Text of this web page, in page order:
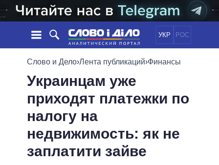
УКР РОС
НОВОСТИ
ЛЕНТА
СОБЫТИЯ
СТАТЬИ
ОБЗОРЫ
ДАЙДЖЕСТЫ
ПОЛИТИКА
ЭКОНОМИКА
ОБЕЩАНИЯ
ПОЛИТИКИ
ВСЕ ПОЛИТИКИ
ПРЕЗИДЕНТ И ОФИС
ВЕРХОВНАЯ РАДА
ВИДЕО
Слово и Дело›Лента публикаций›Финансы
Украинцам уже
приходят платежки по
налогу на
недвижимость: як не
заплатити зайве